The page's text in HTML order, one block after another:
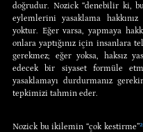
doğrudur. Nozick “denebilir ki,
eylemlerini yasaklama
yoktur. Eğer varsa, yapmaya
onlara yaptığınız için insanlara
gerekmez; eğer yoksa, haksız
edecek bir siyaset formüle
yasaklamayı durdurmanız
tepkimizi tahmin eder.
Nozick bu ikilemin “çok kestirme”